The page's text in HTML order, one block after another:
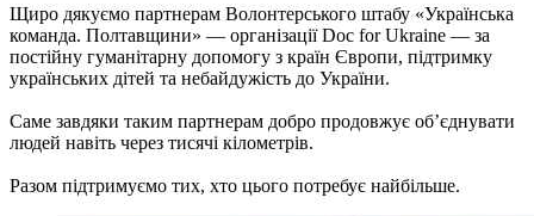
Щиро дякуємо партнерам Волонтерського штабу «Українська
команда. Полтавщини» — організації Doc for Ukraine — за
постійну гуманітарну допомогу з країн Європи, підтримку
українських дітей та небайдужість до України.
Саме завдяки таким партнерам добро продовжує об’єднувати
людей навіть через тисячі кілометрів.
Разом підтримуємо тих, хто цього потребує найбільше.